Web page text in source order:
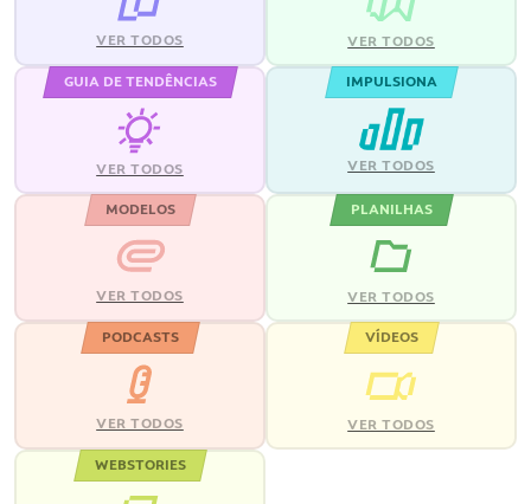
VER TODOS VER TODOS
GUIA DE TENDÊNCIAS
VER TODOS
IMPULSIONA
VER TODOS
MODELOS
VER TODOS
PLANILHAS
VER TODOS
PODCASTS
VER TODOS
VÍDEOS
VER TODOS
WEBSTORIES